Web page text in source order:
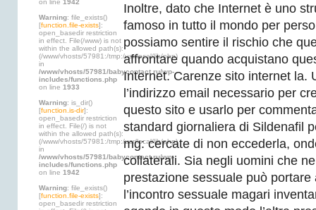
on line 1942
Warning: file_exists()
[function.file-exists]:
open_basedir restriction
in effect. File(/www) is not
within the allowed path(s):
(/www/vhosts/57981:/tmp:/usr/local/lib/php)
in
/www/vhosts/57981/babycontact.ru/wp-
includes/functions.php
on line 1933
Warning: is_dir()
[function.is-dir]:
open_basedir restriction
in effect. File(/) is not
within the allowed path(s):
(/www/vhosts/57981:/tmp:/usr/local/lib/php)
in
/www/vhosts/57981/babycontact.ru/wp-
includes/functions.php
on line 1942
Warning: file_exists()
[function.file-exists]:
open_basedir restriction
Inoltre, dato che Internet è uno
famoso in tutto il mondo per
possiamo sentire il rischio che
affrontare quando acquistano
Internet. Carenze sito internet la.
l’indirizzo email necessario per
questo sito e usarlo per
standard giornaliera di Sildenafil
mg: cercate di non eccederla,
collaterali. Sia negli uomini che
prestazione sessuale può
l’incontro sessuale magari